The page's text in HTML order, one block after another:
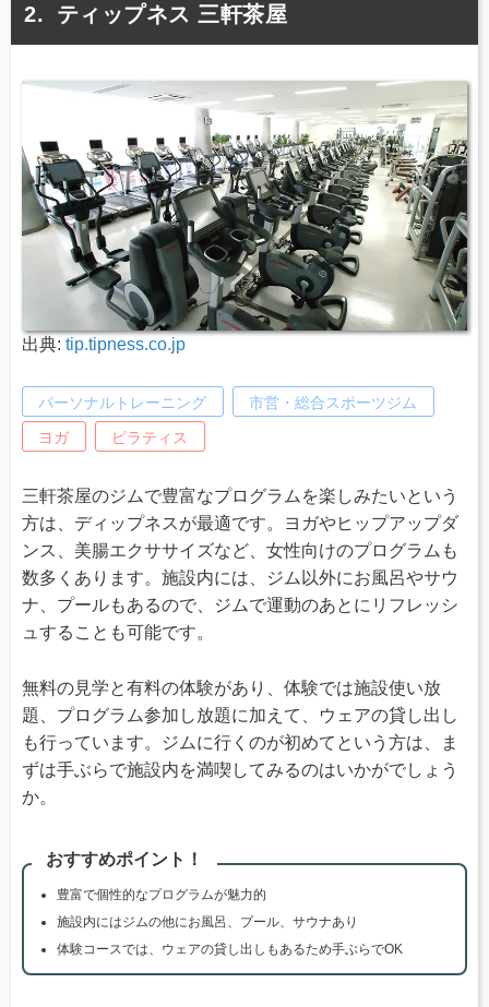
ティップネス 三軒茶屋
出典: tip.tipness.co.jp
パーソナルトレーニング 市営・総合スポーツジム
ヨガ ピラティス
三軒茶屋のジムで豊富なプログラムを楽しみたいという
方は、ディップネスが最適です。ヨガやヒップアップダ
ンス、美腸エクササイズなど、女性向けのプログラムも
数多くあります。施設内には、ジム以外にお風呂やサウ
ナ、プールもあるので、ジムで運動のあとにリフレッシ
ュすることも可能です。
無料の見学と有料の体験があり、体験では施設使い放
題、プログラム参加し放題に加えて、ウェアの貸し出し
も行っています。ジムに行くのが初めてという方は、ま
ずは手ぶらで施設内を満喫してみるのはいかがでしょう
か。
おすすめポイント！
豊富で個性的なプログラムが魅力的
施設内にはジムの他にお風呂、プール、サウナあり
体験コースでは、ウェアの貸し出しもあるため手ぶらでOK